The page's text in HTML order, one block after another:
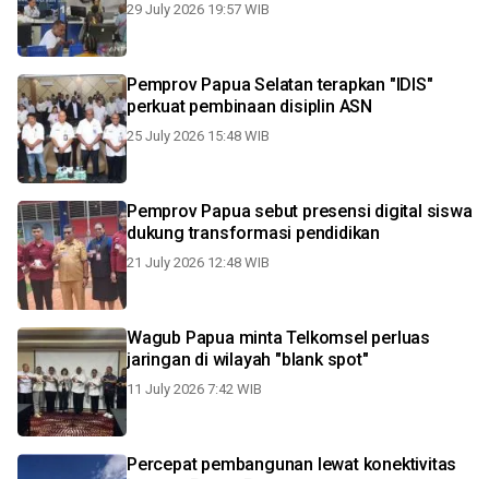
29 July 2026 19:57 WIB
Pemprov Papua Selatan terapkan "IDIS"
perkuat pembinaan disiplin ASN
25 July 2026 15:48 WIB
Pemprov Papua sebut presensi digital siswa
dukung transformasi pendidikan
21 July 2026 12:48 WIB
Wagub Papua minta Telkomsel perluas
jaringan di wilayah "blank spot"
11 July 2026 7:42 WIB
Percepat pembangunan lewat konektivitas